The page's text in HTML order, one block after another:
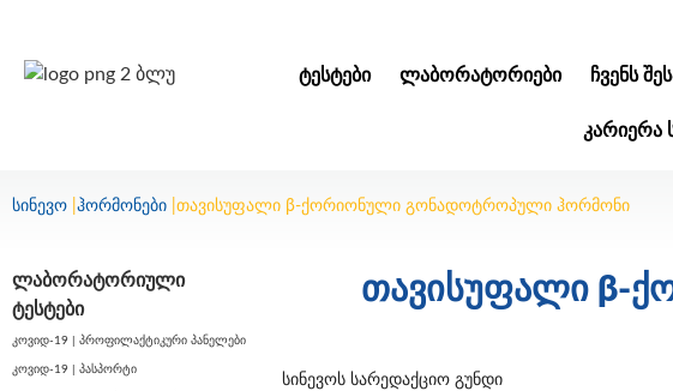
ᲢᲔᲡᲢᲔᲑᲘ ᲚᲐᲑᲝᲠᲐᲢᲝᲠᲘᲔᲑᲘ ᲩᲕᲔᲜᲡ
ᲙᲐᲠᲘᲔᲠᲐ
სინევო ჰორმონები თავისუფალი β-ქორიონული გონადოტროპული ჰორმონი
ლაბორატორიული
ტესტები
კოვიდ-19 | პროფილაქტიკური პანელები
კოვიდ-19 | პასპორტი
თავისუფალი β-
სინევოს სარედაქციო გუნდი